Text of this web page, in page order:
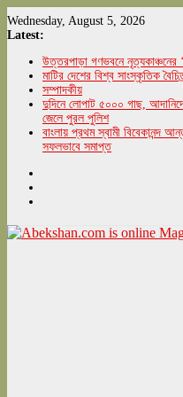
Skip
to
Wednesday, August 5, 2026
Latest:
উত্তরপাড়া গণভবনে নৃত্যকাঞ্চনের
মাটির দেশের বিশ্ব সাংস্কৃতিক
সম্পাদকীয়
দুদিনে লোপাট ৫০০০ গাছ,
জেলে পুরল পুলিশ
বাংলায় প্রথম স্বামী
সফলভাবে সমাপ্ত